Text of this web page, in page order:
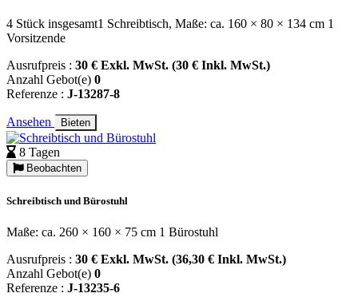
4 Stück insgesamt1 Schreibtisch, Maße: ca. 160 × 80 × 134 cm 1
Vorsitzende
Ausrufpreis : 30 € Exkl. MwSt. (30 € Inkl. MwSt.)
Anzahl Gebot(e) 0
Referenze : J-13287-8
Ansehen Bieten
8 Tagen
Beobachten
Schreibtisch und Bürostuhl
Maße: ca. 260 × 160 × 75 cm 1 Bürostuhl
Ausrufpreis : 30 € Exkl. MwSt. (36,30 € Inkl. MwSt.)
Anzahl Gebot(e) 0
Referenze : J-13235-6